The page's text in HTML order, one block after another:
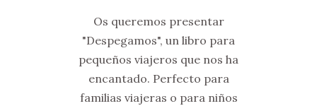
Os queremos presentar
"Despegamos", un libro para
pequeños viajeros que nos ha
encantado. Perfecto para
familias viajeras o para niños